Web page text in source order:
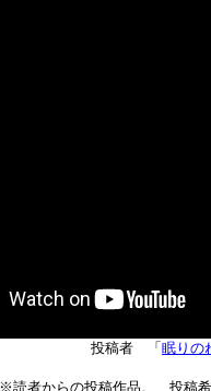
投稿者 「 眠りの
※読者からの投稿作品。 投稿